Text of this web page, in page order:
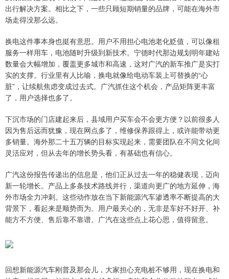
出行解决方案。相比之下，一些只顾短期销量的品牌，可能在海外市
场走得没那么远。
换电这件事本身也挺有意思。用户不用担心电池老化贬值，可以像租
服务一样用车，电池随时升级到新技术。宁德时代那边规划明年建站
数量会大幅增加，覆盖更多城市和高速，这对广汽的新车推广是实打
实的支撑。行业里有人比喻，换电就像给电动车装上可替换的“心
脏”，让续航焦虑变成过去式。广汽抓住这个机会，产品矩阵更丰富
了，用户选择也多了。
下沉市场的门店建起来后，县域用户买车会不会更方便？以前很多人
因为售后远而犹豫，现在网点多了，维修保养跟得上，或许能带动更
多销量。海外那二十五万辆的目标实现起来，需要团队在不同文化间
灵活应对，但从去年的增长势头看，有基础也有信心。
广汽这份报告传递出的信息是，他们正从过去一年的稳健表现，迈向
新一轮增长。产品上多条技术路线并行，渠道向更广的地方延伸，海
外市场全力冲刺。这些动作放在当下新能源汽车渗透率不断提高的大
背景下，看起来是顺势而为。用户最关心的，无非是车好不好开、补
能方不方便、售后靠不靠谱。广汽在这些点上花心思，值得留意。
回想新能源汽车刚普及那会儿，大家担心充电桩不够用，现在换电和